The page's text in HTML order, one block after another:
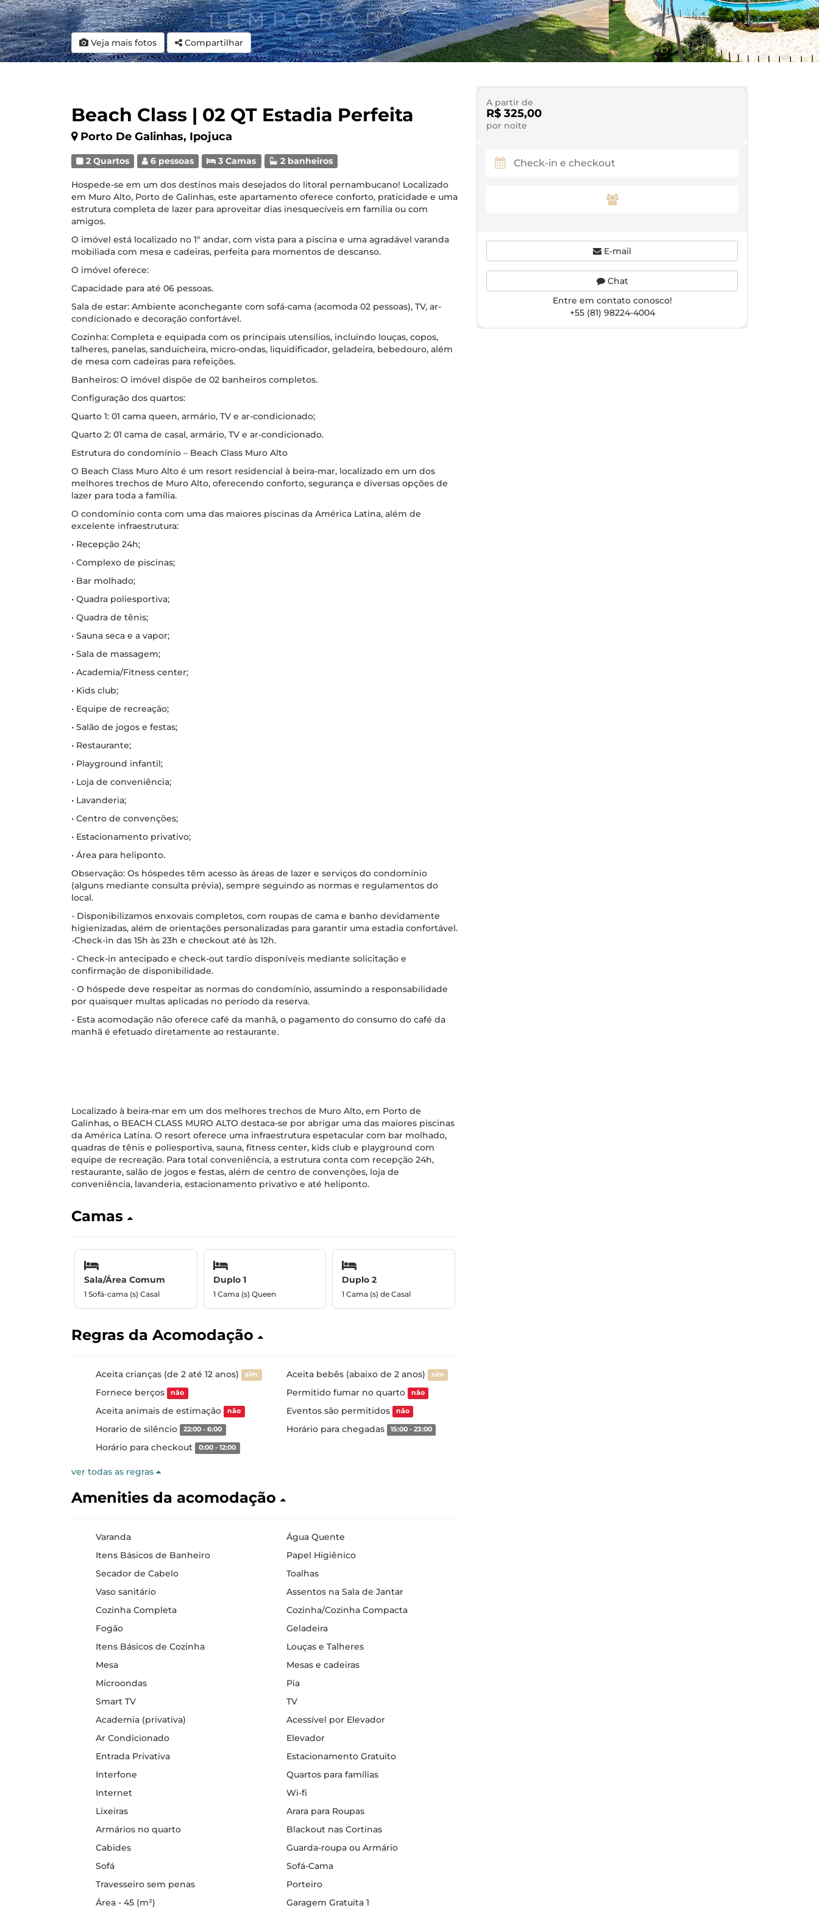
Veja mais fotos Compartilhar
Beach Class | 02 QT Estadia Perfeita
Porto De Galinhas, Ipojuca
2 Quartos 6 pessoas 3 Camas 2 banheiros
Hospede-se em um dos destinos mais desejados do litoral pernambucano! Localizado
em Muro Alto, Porto de Galinhas, este apartamento oferece conforto, praticidade e uma
estrutura completa de lazer para aproveitar dias inesquecíveis em família ou com
amigos.
O imóvel está localizado no 1º andar, com vista para a piscina e uma agradável varanda
mobiliada com mesa e cadeiras, perfeita para momentos de descanso.
O imóvel oferece:
Capacidade para até 06 pessoas.
Sala de estar: Ambiente aconchegante com sofá-cama (acomoda 02 pessoas), TV, ar-
condicionado e decoração confortável.
Cozinha: Completa e equipada com os principais utensílios, incluindo louças, copos,
talheres, panelas, sanduicheira, micro-ondas, liquidificador, geladeira, bebedouro, além
de mesa com cadeiras para refeições.
Banheiros: O imóvel dispõe de 02 banheiros completos.
Configuração dos quartos:
Quarto 1: 01 cama queen, armário, TV e ar-condicionado;
Quarto 2: 01 cama de casal, armário, TV e ar-condicionado.
Estrutura do condomínio – Beach Class Muro Alto
O Beach Class Muro Alto é um resort residencial à beira-mar, localizado em um dos
melhores trechos de Muro Alto, oferecendo conforto, segurança e diversas opções de
lazer para toda a família.
O condomínio conta com uma das maiores piscinas da América Latina, além de
excelente infraestrutura:
• Recepção 24h;
• Complexo de piscinas;
• Bar molhado;
• Quadra poliesportiva;
• Quadra de tênis;
• Sauna seca e a vapor;
• Sala de massagem;
• Academia/Fitness center;
• Kids club;
• Equipe de recreação;
• Salão de jogos e festas;
• Restaurante;
• Playground infantil;
• Loja de conveniência;
• Lavanderia;
• Centro de convenções;
• Estacionamento privativo;
• Área para heliponto.
Observação: Os hóspedes têm acesso às áreas de lazer e serviços do condomínio
(alguns mediante consulta prévia), sempre seguindo as normas e regulamentos do
local.
- Disponibilizamos enxovais completos, com roupas de cama e banho devidamente
higienizadas, além de orientações personalizadas para garantir uma estadia confortável.
-Check-in das 15h às 23h e checkout até às 12h.
- Check-in antecipado e check-out tardio disponíveis mediante solicitação e
confirmação de disponibilidade.
- O hóspede deve respeitar as normas do condomínio, assumindo a responsabilidade
por quaisquer multas aplicadas no período da reserva.
- Esta acomodação não oferece café da manhã, o pagamento do consumo do café da
manhã é efetuado diretamente ao restaurante.
Localizado à beira-mar em um dos melhores trechos de Muro Alto, em Porto de
Galinhas, o BEACH CLASS MURO ALTO destaca-se por abrigar uma das maiores piscinas
da América Latina. O resort oferece uma infraestrutura espetacular com bar molhado,
quadras de tênis e poliesportiva, sauna, fitness center, kids club e playground com
equipe de recreação. Para total conveniência, a estrutura conta com recepção 24h,
restaurante, salão de jogos e festas, além de centro de convenções, loja de
conveniência, lavanderia, estacionamento privativo e até heliponto.
Camas
Sala/Área Comum
1 Sofá-cama (s) Casal
Duplo 1
1 Cama (s) Queen
Duplo 2
1 Cama (s) de Casal
Regras da Acomodação
Aceita crianças (de 2 até 12 anos) sim Aceita bebês (abaixo de 2 anos) sim
Fornece berços não Permitido fumar no quarto não
Aceita animais de estimação não Eventos são permitidos não
Horario de silêncio 22:00 - 6:00 Horário para chegadas 15:00 - 23:00
Horário para checkout 0:00 - 12:00
ver todas as regras
Amenities da acomodação
Varanda
Água Quente
Itens Básicos de Banheiro
Papel Higiênico
Secador de Cabelo
Toalhas
Vaso sanitário
Assentos na Sala de Jantar
Cozinha Completa
Cozinha/Cozinha Compacta
Fogão
Geladeira
Itens Básicos de Cozinha
Louças e Talheres
Mesa
Mesas e cadeiras
Microondas
Pia
Smart TV
TV
Academia (privativa)
Acessível por Elevador
Ar Condicionado
Elevador
Entrada Privativa
Estacionamento Gratuito
Interfone
Quartos para famílias
Internet
Wi-fi
Lixeiras
Arara para Roupas
Armários no quarto
Blackout nas Cortinas
Cabides
Guarda-roupa ou Armário
Sofá
Sofá-Cama
Travesseiro sem penas
Porteiro
Área - 45 (m²)
Garagem Gratuita 1
A partir de
R$ 325,00
por noite
E-mail
Chat
Entre em contato conosco!
+55 (81) 98224-4004